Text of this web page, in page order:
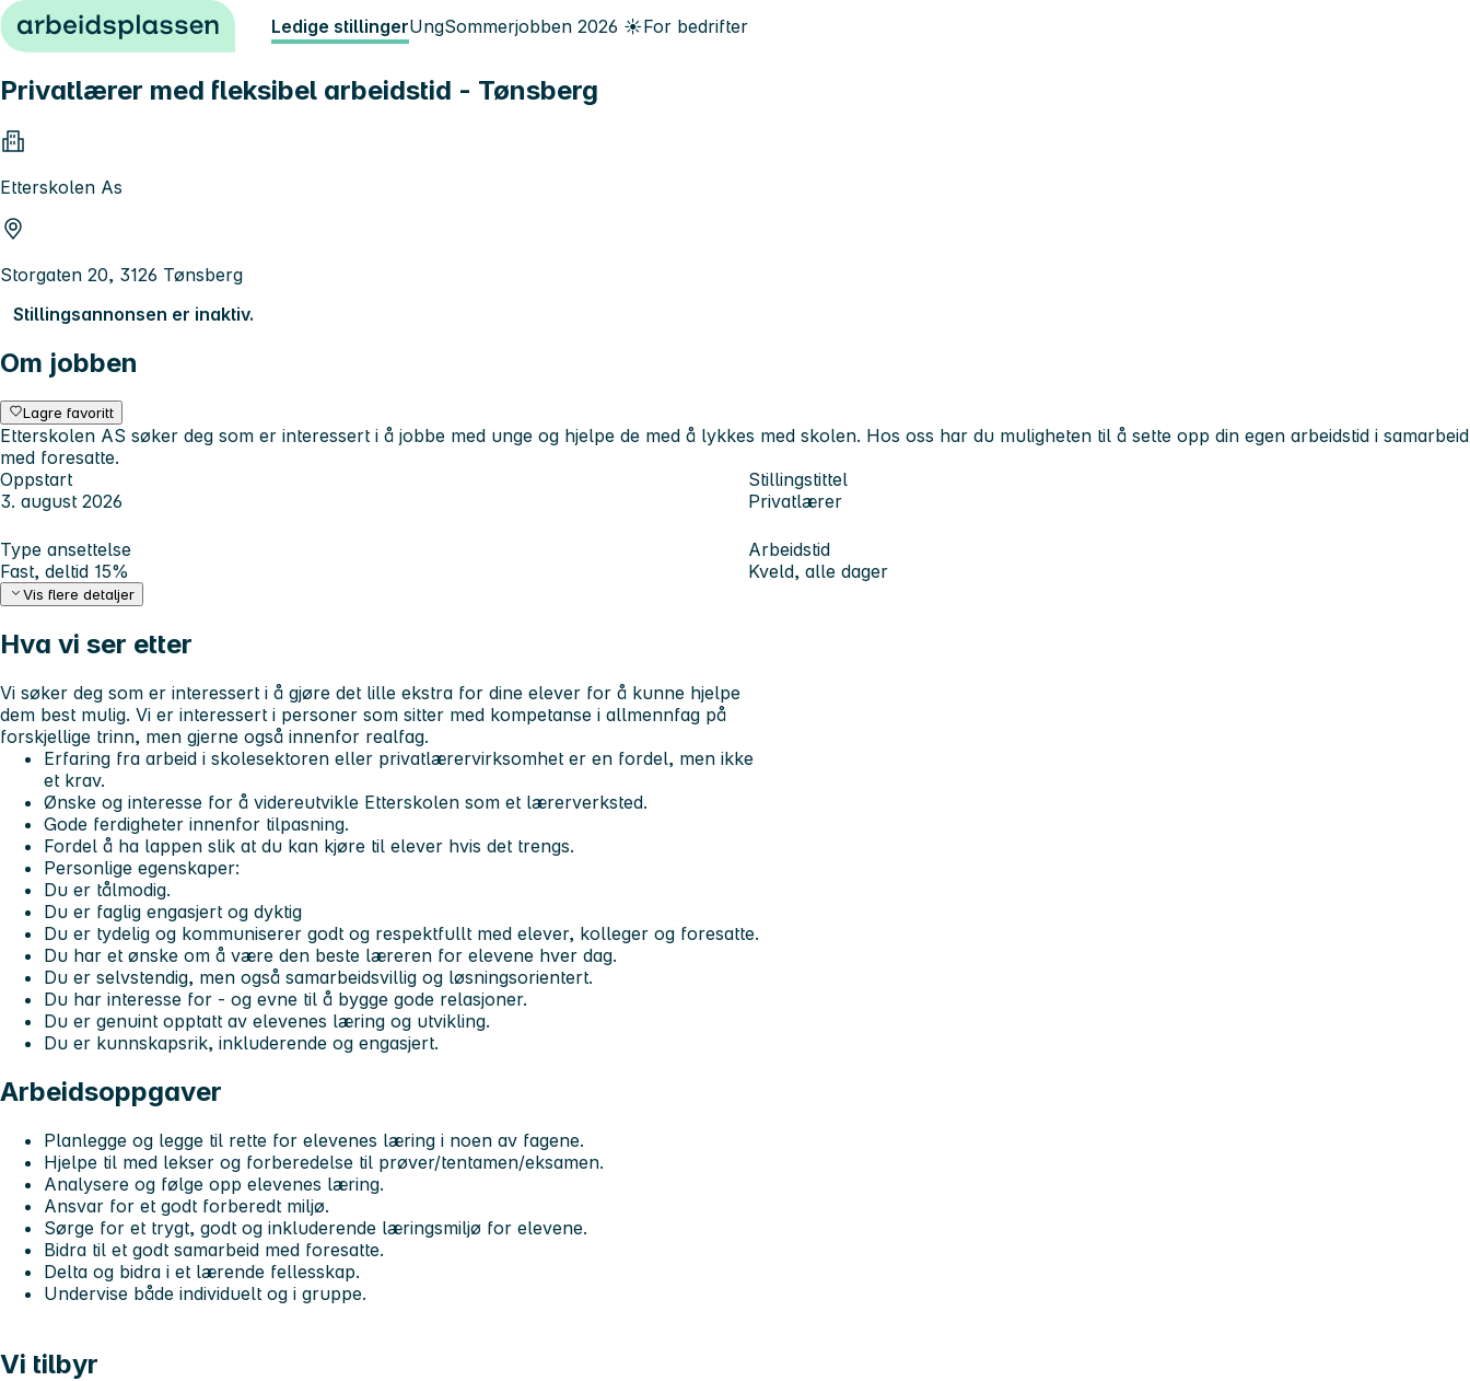
Hopp til innhold Ledige stillingerUngSommerjobben 2026 ☀️For bedrifter
Privatlærer med fleksibel arbeidstid - Tønsberg
Etterskolen As
Storgaten 20, 3126 Tønsberg
Stillingsannonsen er inaktiv.
Om jobben
Lagre favoritt
Etterskolen AS søker deg som er interessert i å jobbe med unge og hjelpe de med å lykkes med skolen. Hos oss har du muligheten til å sette opp din egen arbeidstid i samarbeid
med foresatte.
Oppstart
3. august 2026
Stillingstittel
Privatlærer
Type ansettelse
Fast, deltid 15%
Arbeidstid
Kveld, alle dager
Vis flere detaljer
Hva vi ser etter
Vi søker deg som er interessert i å gjøre det lille ekstra for dine elever for å kunne hjelpe
dem best mulig. Vi er interessert i personer som sitter med kompetanse i allmennfag på
forskjellige trinn, men gjerne også innenfor realfag.
Erfaring fra arbeid i skolesektoren eller privatlærervirksomhet er en fordel, men ikke
et krav.
Ønske og interesse for å videreutvikle Etterskolen som et lærerverksted.
Gode ferdigheter innenfor tilpasning.
Fordel å ha lappen slik at du kan kjøre til elever hvis det trengs.
Personlige egenskaper:
Du er tålmodig.
Du er faglig engasjert og dyktig
Du er tydelig og kommuniserer godt og respektfullt med elever, kolleger og foresatte.
Du har et ønske om å være den beste læreren for elevene hver dag.
Du er selvstendig, men også samarbeidsvillig og løsningsorientert.
Du har interesse for - og evne til å bygge gode relasjoner.
Du er genuint opptatt av elevenes læring og utvikling.
Du er kunnskapsrik, inkluderende og engasjert.
Arbeidsoppgaver
Planlegge og legge til rette for elevenes læring i noen av fagene.
Hjelpe til med lekser og forberedelse til prøver/tentamen/eksamen.
Analysere og følge opp elevenes læring.
Ansvar for et godt forberedt miljø.
Sørge for et trygt, godt og inkluderende læringsmiljø for elevene.
Bidra til et godt samarbeid med foresatte.
Delta og bidra i et lærende fellesskap.
Undervise både individuelt og i gruppe.
Vi tilbyr